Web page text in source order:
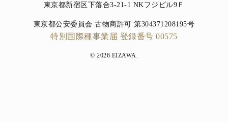
東京都新宿区下落合3-21-1 NKフジビル9Ｆ
東京都公安委員会 古物商許可 第304371208195号
特別国際種事業届 登録番号 00575
© 2026 EIZAWA.